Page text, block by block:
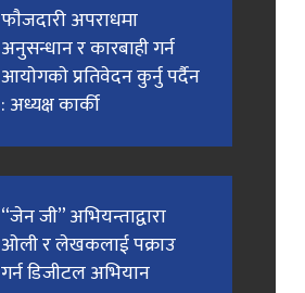
फाैजदारी अपराधमा
अनुसन्धान र कारबाही गर्न
आयाेगकाे प्रतिवेदन कुर्नु पर्दैन
: अध्यक्ष कार्की
“जेन जी” अभियन्ताद्वारा
ओली र लेखकलाई पक्राउ
गर्न डिजीटल अभियान